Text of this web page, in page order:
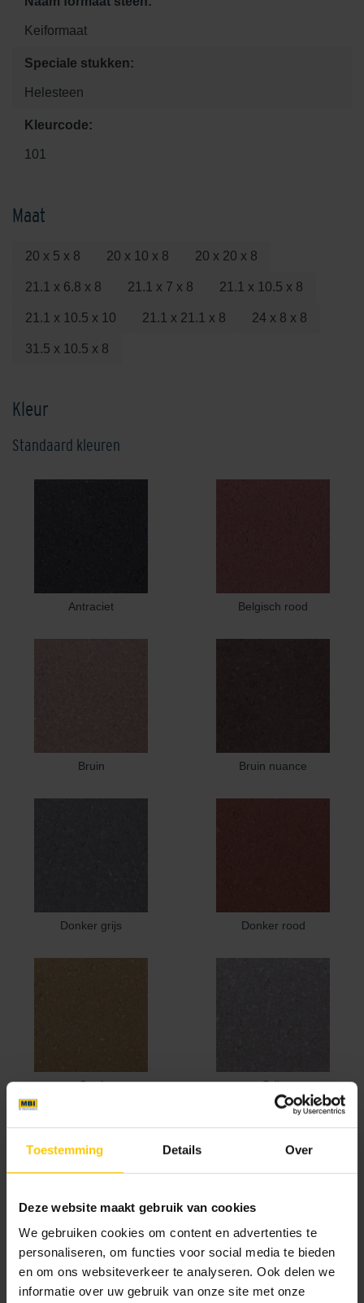
Toestemming Details Over
Deze website maakt gebruik van cookies
We gebruiken cookies om content en advertenties te
personaliseren, om functies voor social media te bieden
en om ons websiteverkeer te analyseren. Ook delen we
informatie over uw gebruik van onze site met onze
Keiformaat
Speciale stukken:
Helesteen
Kleurcode:
101
Maat
20 x 5 x 8 20 x 10 x 8 20 x 20 x 8
21.1 x 6.8 x 8 21.1 x 7 x 8 21.1 x 10.5 x 8
21.1 x 10.5 x 10 21.1 x 21.1 x 8 24 x 8 x 8
31.5 x 10.5 x 8
Kleur
Standaard kleuren
Antraciet Belgisch rood
Bruin Bruin nuance
Donker grijs Donker rood
Geel Grijs
Heidepaars Mangaan